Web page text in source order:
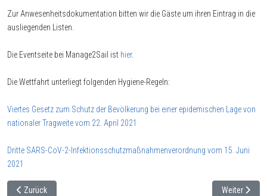
Zur Anwesenheitsdokumentation bitten wir die Gäste um ihren Eintrag in die
ausliegenden Listen.
Die Eventseite bei Manage2Sail ist hier.
Die Wettfahrt unterliegt folgenden Hygiene-Regeln:
Viertes Gesetz zum Schutz der Bevölkerung bei einer epidemischen Lage von
nationaler Tragweite vom 22. April 2021
Dritte SARS-CoV-2-Infektionsschutzmaßnahmenverordnung vom 15. Juni
2021
Vorheriger Beitrag: Ferienregatta 2021 - 3 SV03-Boote in den Top Ten
Zurück Nächster
Weiter